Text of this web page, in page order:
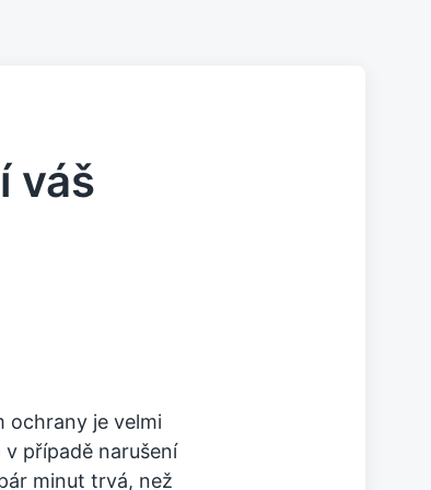
váš
ochrany je velmi
případě narušení
minut trvá, než